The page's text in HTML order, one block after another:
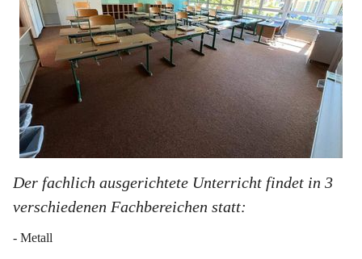
Der fachlich ausgerichtete Unterricht findet in 3
verschiedenen Fachbereichen statt:
- Metall